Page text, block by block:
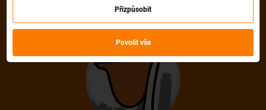
Nebyly nalezeny žádné akční letenky.
Litujeme, momentálně žádná akční letenka nesplňuje zvolená
kritéria.
Přizpůsobit
Povolit vše